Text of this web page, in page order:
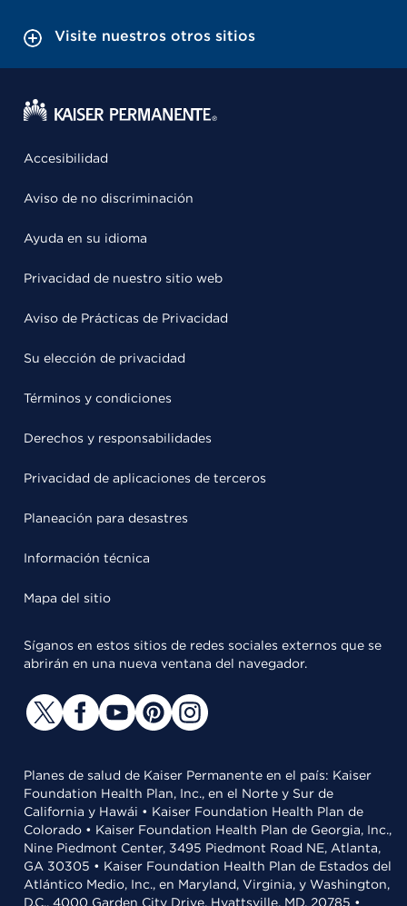
Visite nuestros otros sitios
Accesibilidad
Aviso de no discriminación
Ayuda en su idioma
Privacidad de nuestro sitio web
Aviso de Prácticas de Privacidad
Su elección de privacidad
Términos y condiciones
Derechos y responsabilidades
Privacidad de aplicaciones de terceros
Planeación para desastres
Información técnica
Mapa del sitio
Síganos en estos sitios de redes sociales externos que se
abrirán en una nueva ventana del navegador.
Planes de salud de Kaiser Permanente en el país: Kaiser
Foundation Health Plan, Inc., en el Norte y Sur de
California y Hawái • Kaiser Foundation Health Plan de
Colorado • Kaiser Foundation Health Plan de Georgia, Inc.,
Nine Piedmont Center, 3495 Piedmont Road NE, Atlanta,
GA 30305 • Kaiser Foundation Health Plan de Estados del
Atlántico Medio, Inc., en Maryland, Virginia, y Washington,
D.C., 4000 Garden City Drive, Hyattsville, MD, 20785 •